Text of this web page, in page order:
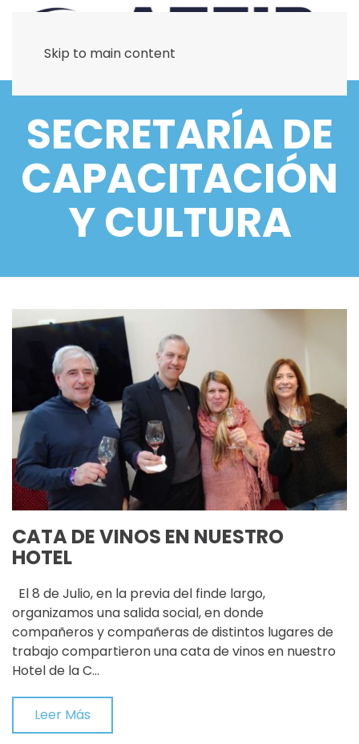
Skip to main content
SECRETARÍA DE
CAPACITACIÓN
Y CULTURA
CATA DE VINOS EN NUESTRO
HOTEL
El 8 de Julio, en la previa del finde largo,
organizamos una salida social, en donde
compañeros y compañeras de distintos lugares de
trabajo compartieron una cata de vinos en nuestro
Hotel de la C…
Leer Más